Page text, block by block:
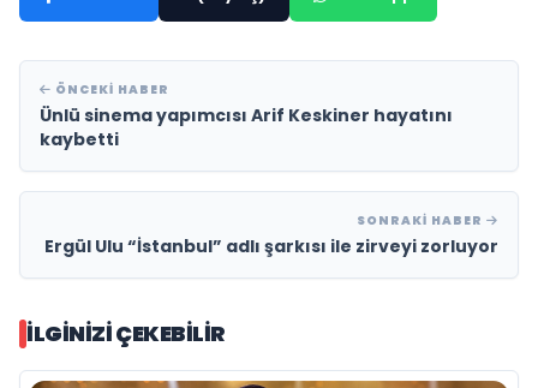
ÖNCEKI HABER
Ünlü sinema yapımcısı Arif Keskiner hayatını
kaybetti
SONRAKI HABER
Ergül Ulu “İstanbul” adlı şarkısı ile zirveyi zorluyor
İLGINIZI ÇEKEBILIR